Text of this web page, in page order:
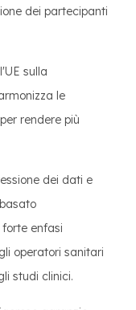
dei partecipanti
sulla
le
rendere più
dei dati e
forte enfasi
operatori sanitari
studi clinici.